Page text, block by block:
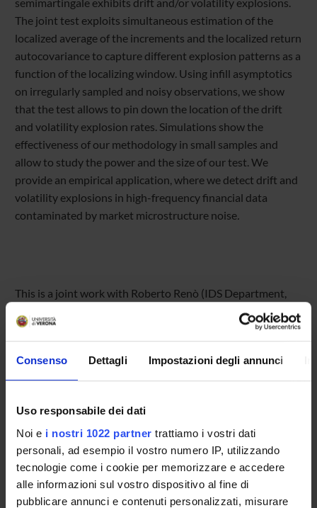
Consenso Dettagli Impostazioni degli annunci
Uso responsabile dei dati
Noi e i nostri 1022 partner trattiamo i vostri dati
personali, ad esempio il vostro numero IP, utilizzando
tecnologie come i cookie per memorizzare e accedere
alle informazioni sul vostro dispositivo al fine di
pubblicare annunci e contenuti personalizzati, misurare
The joint test exploits simultaneous estimation of the
localized average of the increments and the localized return
autocovariance to capture different explosion patterns as a
function of the localizing window. Using infill asymptotics
on irregularly sampled and noisy observations, we show
that the test allows to pin down the location of the drift
and volatility explosion rates. Simulations show the
effectiveness of our methodology in small samples and
allow to study the power and the size of our test. We
provide an empirical application, where we detect drift and
volatility explosions in high-frequency financial data
contaminated by market microstructure noise.
This is a joint work with Roberto Renò (IDS Department,
Referente
Andrea Mazzon
Referente esterno
Data pubblicazione
10 gennaio 2024